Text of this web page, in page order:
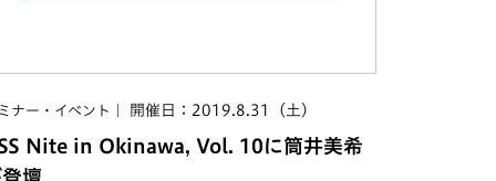
ナー・イベント 開催日：2019.8.31（土）
Nite in Okinawa, Vol. 10に筒井美希